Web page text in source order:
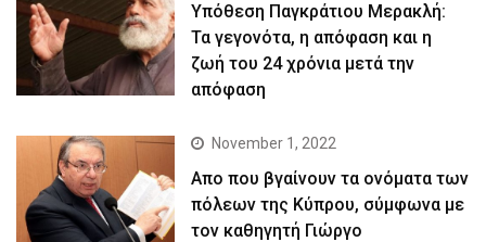
Yπόθεση Παγκράτιου Μερακλή:
Τα γεγονότα, η απόφαση και η
ζωή του 24 χρόνια μετά την
απόφαση
November 1, 2022
Απο που βγαίνουν τα ονόματα των
πόλεων της Κύπρου, σύμφωνα με
τον καθηγητή Γιώργο